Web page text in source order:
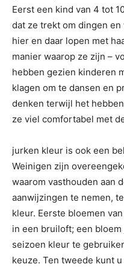
Eerst een kind van 4 tot
dat ze trekt om dingen
hier en daar lopen met
manier waarop ze zijn –
hebben gezien kinderen
klagen om te dansen en
denken terwijl het
ze viel comfortabel met
jurken kleur is ook een
Weinigen zijn
waarom vasthouden aan
aanwijzingen te nemen,
kleur. Eerste bloemen
in een bruiloft; een
seizoen kleur te
keuze. Ten tweede kunt